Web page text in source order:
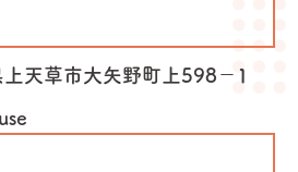
天草市大矢野町上598−1